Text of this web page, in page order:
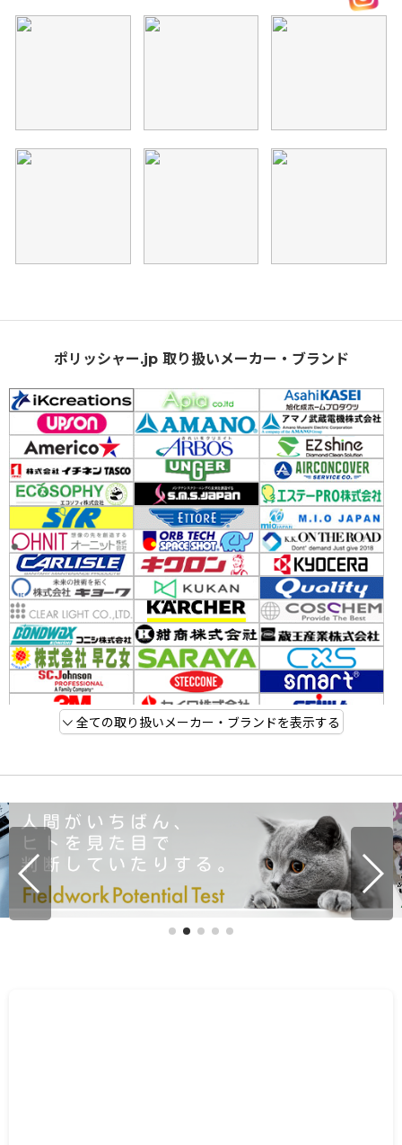
ポリッシャー.jp 取り扱いメーカー・ブランド
全ての取り扱いメーカー・ブランドを表示する